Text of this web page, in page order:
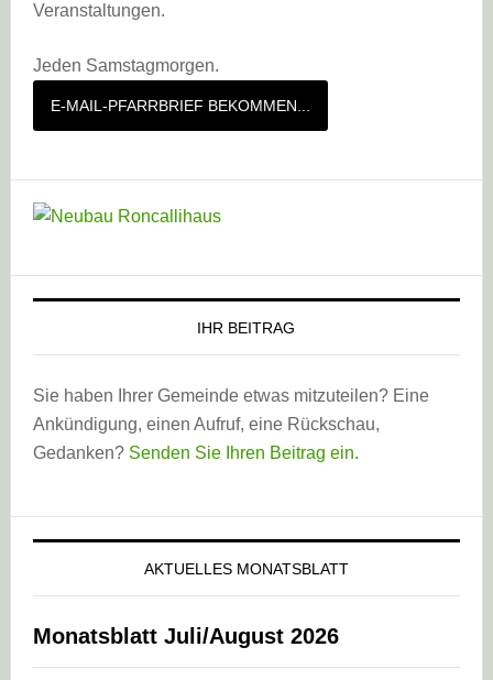
Veranstaltungen.
Jeden Samstagmorgen.
E-MAIL-PFARRBRIEF BEKOMMEN...
IHR BEITRAG
Sie haben Ihrer Gemeinde etwas mitzuteilen? Eine
Ankündigung, einen Aufruf, eine Rückschau,
Gedanken? Senden Sie Ihren Beitrag ein.
AKTUELLES MONATSBLATT
Monatsblatt Juli/August 2026